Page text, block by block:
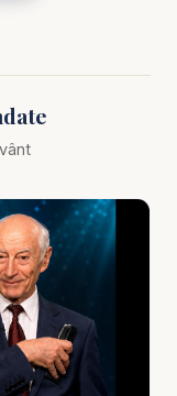
bine! Nu te
la o luptă
acestei
Traian
mai
„Nu te lăsa
12:21).